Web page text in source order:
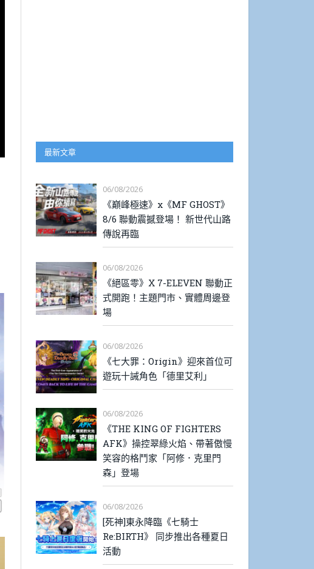
最新文章
06/08/2026
《巔峰極速》x《MF GHOST》
8/6 聯動震撼登場！ 新世代山路
傳說再臨
06/08/2026
《絕區零》X 7-ELEVEN 聯動正
式開跑！主題門市、實體周邊登
場
06/08/2026
《七大罪：Origin》迎來首位可
遊玩十誡角色「德里艾利」
06/08/2026
《THE KING OF FIGHTERS
AFK》操控翠綠火焰、帶著傲慢
笑容的格鬥家「阿修．克里門
森」登場
06/08/2026
[死神]東永降臨《七騎士
Re:BIRTH》 同步推出各種夏日
活動